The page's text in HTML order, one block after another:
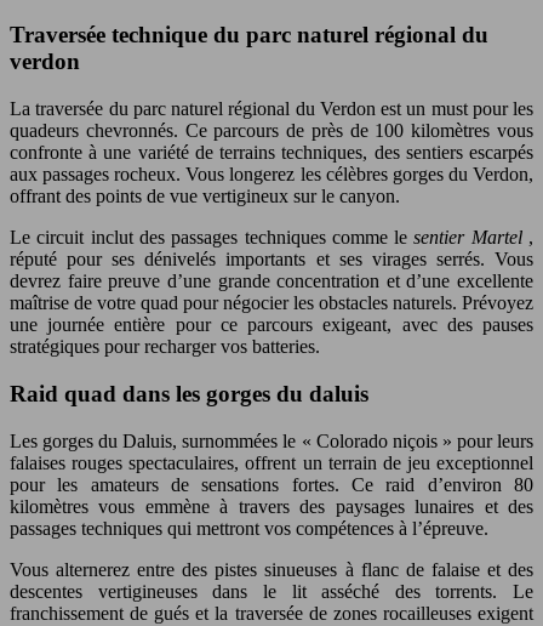
Traversée technique du parc naturel régional du
verdon
La traversée du parc naturel régional du Verdon est un must pour les
quadeurs chevronnés. Ce parcours de près de 100 kilomètres vous
confronte à une variété de terrains techniques, des sentiers escarpés
aux passages rocheux. Vous longerez les célèbres gorges du Verdon,
offrant des points de vue vertigineux sur le canyon.
Le circuit inclut des passages techniques comme lesentier Martel ,
réputé pour ses dénivelés importants et ses virages serrés. Vous
devrez faire preuve d’une grande concentration et d’une excellente
maîtrise de votre quad pour négocier les obstacles naturels. Prévoyez
une journée entière pour ce parcours exigeant, avec des pauses
stratégiques pour recharger vos batteries.
Raid quad dans les gorges du daluis
Les gorges du Daluis, surnommées le « Colorado niçois » pour leurs
falaises rouges spectaculaires, offrent un terrain de jeu exceptionnel
pour les amateurs de sensations fortes. Ce raid d’environ 80
kilomètres vous emmène à travers des paysages lunaires et des
passages techniques qui mettront vos compétences à l’épreuve.
Vous alternerez entre des pistes sinueuses à flanc de falaise et des
descentes vertigineuses dans le lit asséché des torrents. Le
franchissement de gués et la traversée de zones rocailleuses exigent